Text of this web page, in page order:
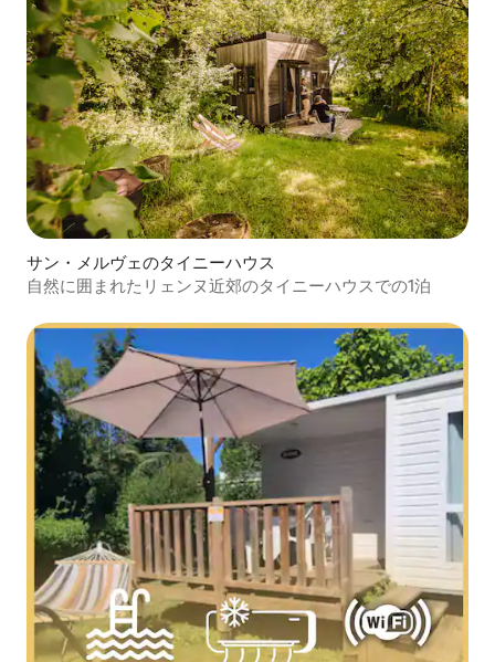
サン・メルヴェのタイニーハウス
自然に囲まれたリェンヌ近郊のタイニーハウスでの1泊